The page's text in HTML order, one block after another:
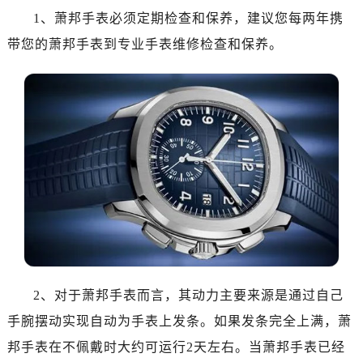
1、萧邦手表必须定期检查和保养，建议您每两年携
带您的萧邦手表到专业手表维修检查和保养。
2、对于萧邦手表而言，其动力主要来源是通过自己
手腕摆动实现自动为手表上发条。如果发条完全上满，萧
邦手表在不佩戴时大约可运行2天左右。当萧邦手表已经